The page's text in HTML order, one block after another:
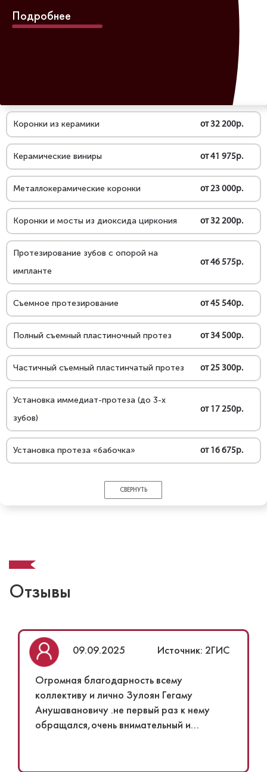
Подробнее
Коронки из керамики от 32 200р.
Керамические виниры от 41 975р.
Металлокерамические коронки от 23 000р.
Коронки и мосты из диоксида циркония от 32 200р.
Протезирование зубов с опорой на
импланте
от 46 575р.
Съемное протезирование от 45 540р.
Полный съемный пластиночный протез от 34 500р.
Частичный съемный пластинчатый протез от 25 300р.
Установка иммедиат-протеза (до 3-х
зубов)
от 17 250р.
Установка протеза «бабочка» от 16 675р.
СВЕРНУТЬ
Отзывы
09.09.2025 Источник: 2ГИС
Огромная благодарность всему
коллективу и лично Зулоян Гегаму
Анушавановичу .не первый раз к нему
обращался,очень внимательный и